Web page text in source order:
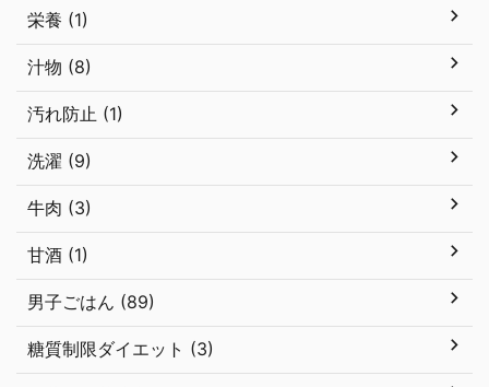
栄養 (1)
汁物 (8)
汚れ防止 (1)
洗濯 (9)
牛肉 (3)
甘酒 (1)
男子ごはん (89)
糖質制限ダイエット (3)